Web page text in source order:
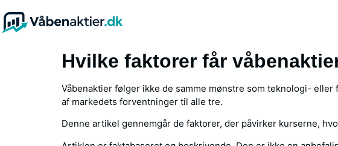
Hvilke faktorer får
Våbenaktier følger ikke de samme mønstre som teknologi-
af markedets forventninger til alle tre.
Denne artikel gennemgår de faktorer, der påvirker kurserne,